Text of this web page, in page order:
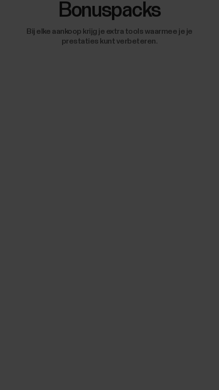
Bonuspacks
Bij elke aankoop krijg je extra tools waarmee je je
prestaties kunt verbeteren.